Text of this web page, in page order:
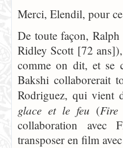
Merci, Elendil, pour
De toute façon,
Ridley Scott [72
comme on dit, et se
Bakshi collaborerait
Rodriguez, qui vient
glace et le feu (
collaboration avec
transposer en film